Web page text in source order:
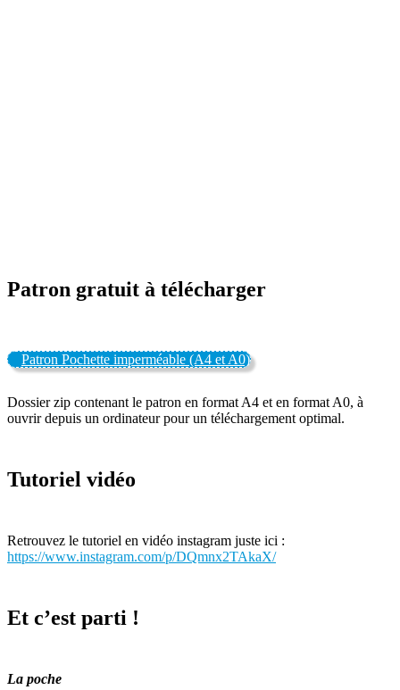
Patron gratuit à télécharger
Patron Pochette imperméable (A4 et A0)
Dossier zip contenant le patron en format A4 et en format A0, à
ouvrir depuis un ordinateur pour un téléchargement optimal.
Tutoriel vidéo
Retrouvez le tutoriel en vidéo instagram juste ici :
https://www.instagram.com/p/DQmnx2TAkaX/
Et c’est parti !
La poche